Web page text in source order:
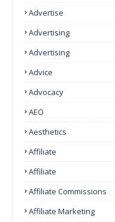
Advertise
Advertising
Advertising
Advice
Advocacy
AEO
Aesthetics
Affiliate
Affiliate
Affiliate Commissions
Affiliate Marketing